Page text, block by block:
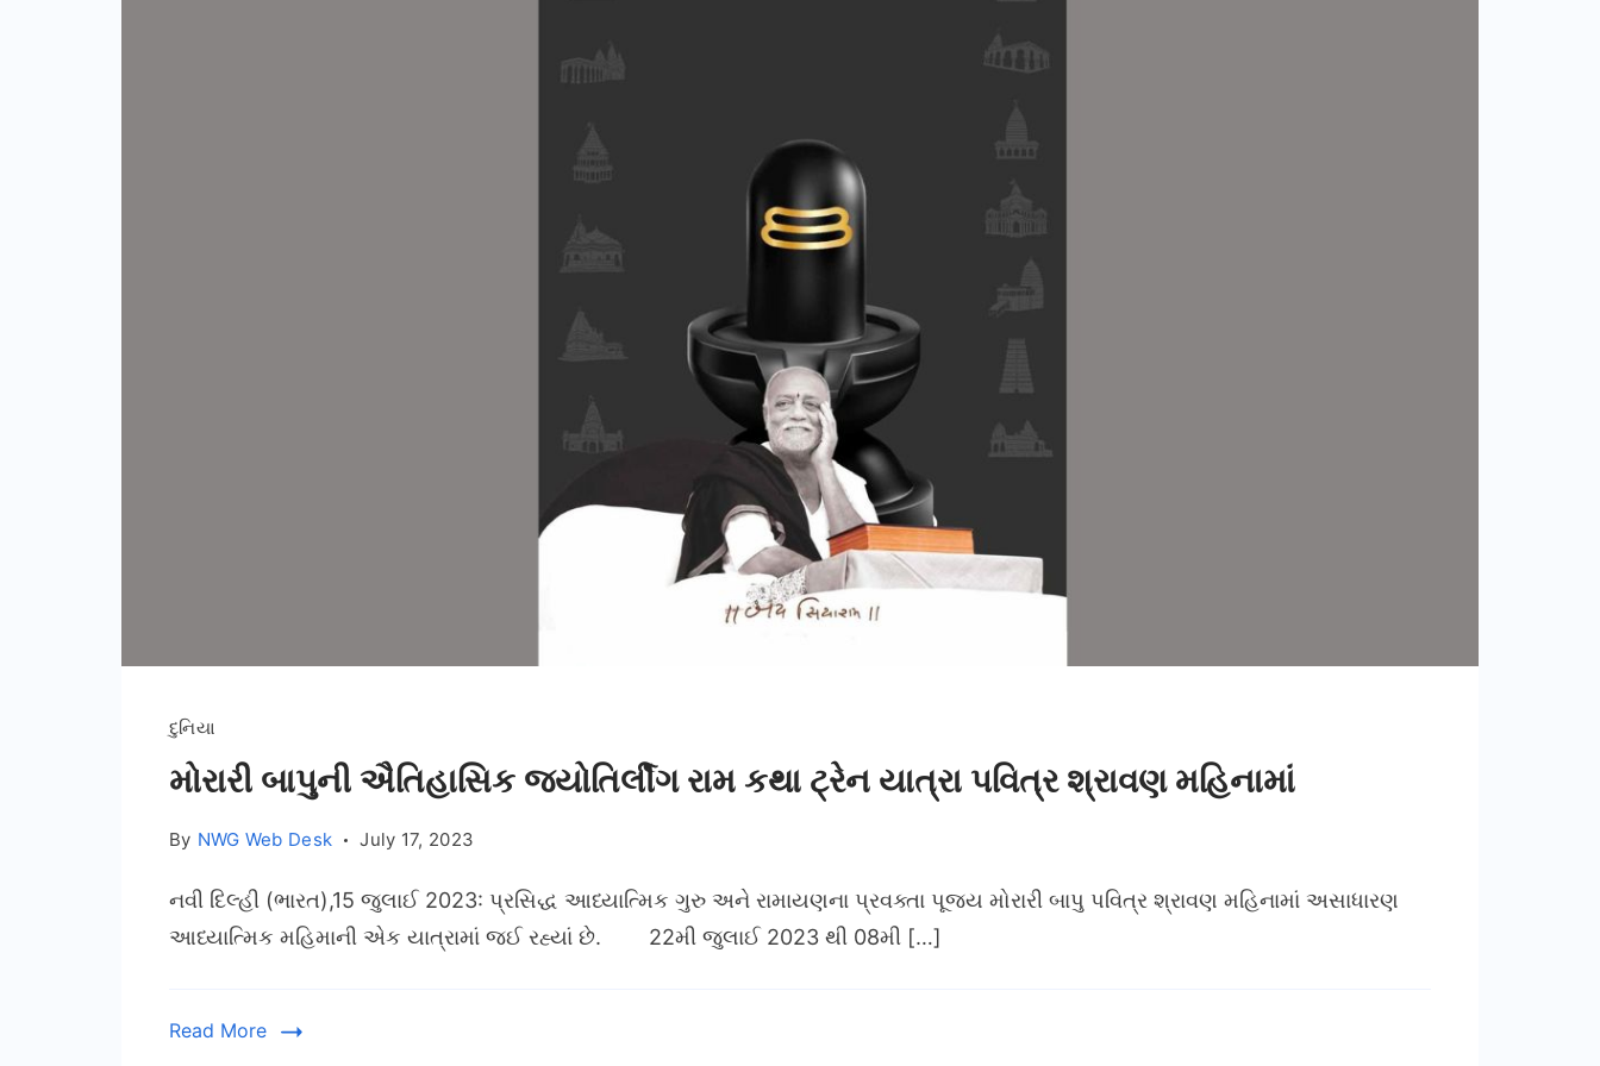
દુનિયા
મોરારી બાપુની ઐતિહાસિક જ્યોતિર્લીંગ રામ કથા ટ્રેન યાત્રા પવિત્ર શ્રાવણ મહિનામાં
By NWG Web Desk July 17, 2023
નવી દિલ્હી (ભારત),15 જુલાઈ 2023: પ્રસિદ્ધ આધ્યાત્મિક ગુરુ અને રામાયણના પ્રવક્તા પૂજ્ય મોરારી બાપુ પવિત્ર શ્રાવણ મહિનામાં અસાધારણ
આધ્યાત્મિક મહિમાની એક યાત્રામાં જઈ રહ્યાં છે. 22મી જુલાઈ 2023 થી 08મી […]
Read More